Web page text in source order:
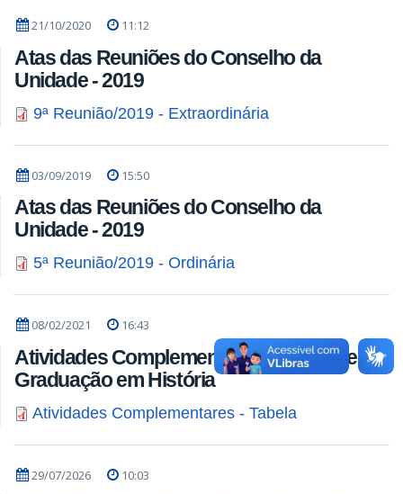
21/10/2020 11:12
Atas das Reuniões do Conselho da
Unidade - 2019
9ª Reunião/2019 - Extraordinária
03/09/2019 15:50
Atas das Reuniões do Conselho da
Unidade - 2019
5ª Reunião/2019 - Ordinária
08/02/2021 16:43
Atividades Complementares - Curso de
Graduação em História
Atividades Complementares - Tabela
29/07/2026 10:03